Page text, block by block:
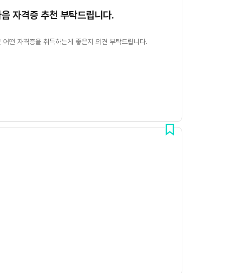
자격증 추천 부탁드립니다.
떤 자격증을 취득하는게 좋은지 의견 부탁드립니다.